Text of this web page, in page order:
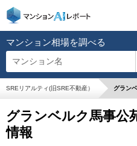
マンション相場を調べる
マンション名
SREリアルティ(旧SRE不動産） グラン
グランベルク馬事公
情報